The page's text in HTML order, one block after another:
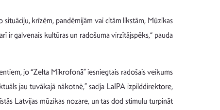
krīzēm, pandēmijām vai citām likstām, Mūzikas
ir galvenais kultūras un radošuma virzītājspēks,“ pauda
jo “Zelta Mikrofonā” iesniegtais radošais veikums
jau tuvākajā nākotnē,” sacīja LaIPA izpilddirektore,
Latvijas mūzikas nozare, un tas dod stimulu turpināt